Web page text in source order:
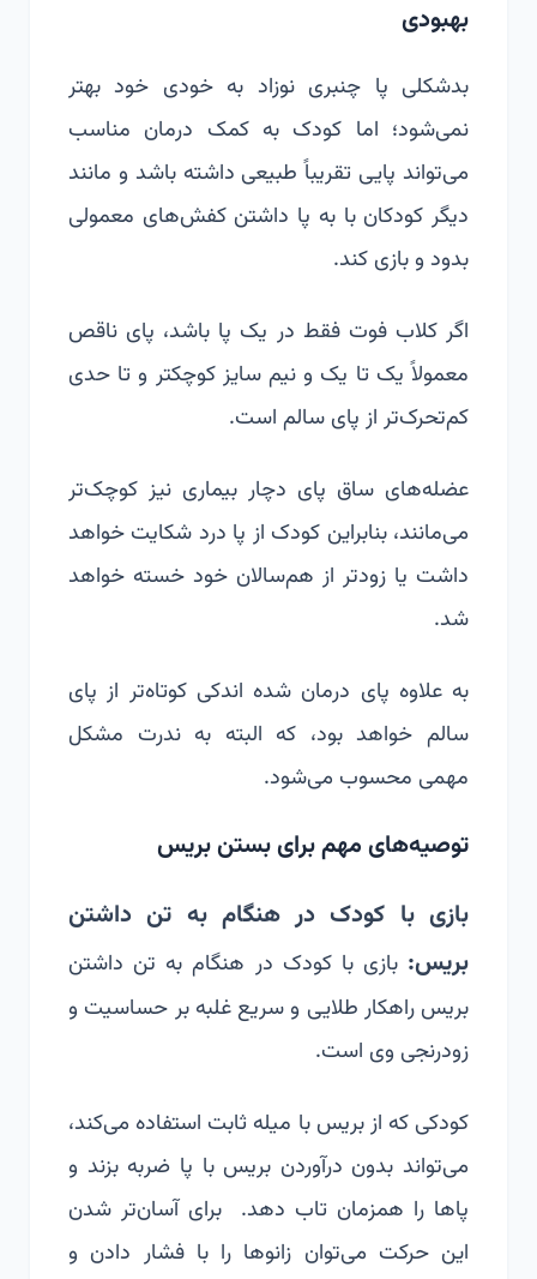
بهبودی
بدشکلی پا چنبری نوزاد به خودی خود بهتر
نمی‌شود؛ اما کودک به کمک درمان مناسب
می‌تواند پایی تقریباً طبیعی داشته باشد و مانند
دیگر کودکان با به پا داشتن کفش‌های معمولی
بدود و بازی کند.
اگر کلاب فوت فقط در یک پا باشد، پای ناقص
معمولاً یک تا یک و نیم سایز کوچکتر و تا حدی
کم‌تحرک‌تر از پای سالم است.
عضله‌های ساق پای دچار بیماری نیز کوچک‌تر
می‌مانند، بنابراین کودک از پا درد شکایت خواهد
داشت یا زودتر از هم‌سالان خود خسته خواهد
شد.
به علاوه پای درمان شده اندکی کوتاه‌تر از پای
سالم خواهد بود، که البته به ندرت مشکل
مهمی محسوب می‌شود.
توصیه‌های مهم برای بستن بریس
بازی با کودک در هنگام به تن داشتن
بریس:بازی با کودک در هنگام به تن داشتن
بریس راهکار طلایی و سریع غلبه بر حساسیت و
زودرنجی وی است.
کودکی که از بریس با میله ثابت استفاده می‌کند،
می‌تواند بدون درآوردن بریس با پا ضربه بزند و
پاها را همزمان تاب دهد. برای آسان‌تر شدن
این حرکت می‌توان زانوها را با فشار دادن و